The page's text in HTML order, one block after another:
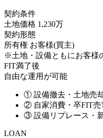
契約条件
土地価格 1,230万
契約形態
所有権 お客様(買主)
※土地・設備ともにお客様
FIT満了後
自由な運用が可能
① 設備撤去・土地売
② 自家消費・卒FIT
③ 設備リプレース・
LOAN